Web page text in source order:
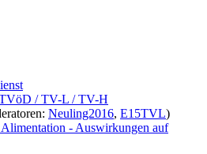
/ TV-L / TV-H
Neuling2016, E15TVL)
Alimentation - Auswirkungen auf